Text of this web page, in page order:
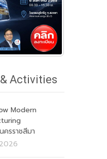
Activities
Modern
รราชสีมา